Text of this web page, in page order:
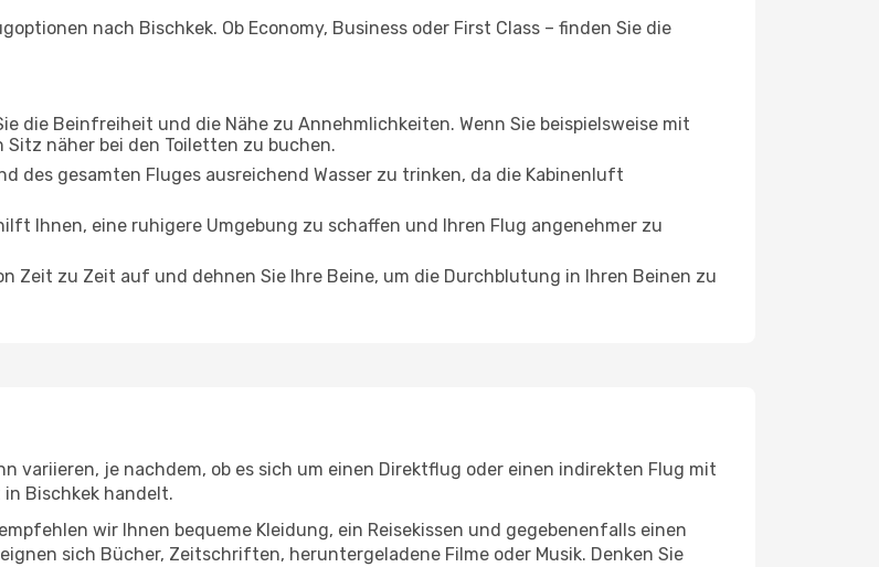
nach Bischkek. Ob Economy, Business oder First Class – finden Sie die
die Beinfreiheit und die Nähe zu Annehmlichkeiten. Wenn Sie beispielsweise mit
Sitz näher bei den Toiletten zu buchen.
des gesamten Fluges ausreichend Wasser zu trinken, da die Kabinenluft
Ihnen, eine ruhigere Umgebung zu schaffen und Ihren Flug angenehmer zu
Zeit zu Zeit auf und dehnen Sie Ihre Beine, um die Durchblutung in Ihren Beinen zu
variieren, je nachdem, ob es sich um einen Direktflug oder einen indirekten Flug mit
Bischkek handelt.
wir Ihnen bequeme Kleidung, ein Reisekissen und gegebenenfalls einen
sich Bücher, Zeitschriften, heruntergeladene Filme oder Musik. Denken Sie